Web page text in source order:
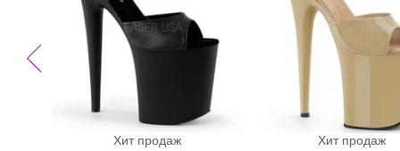
Хит продаж Хит продаж